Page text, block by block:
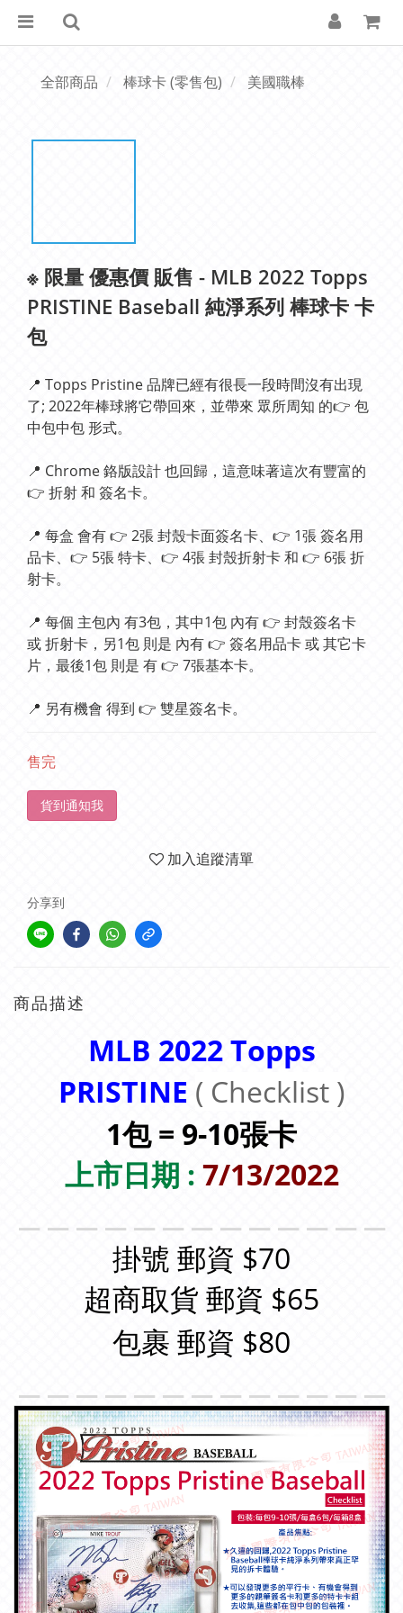
全部商品 棒球卡 (零售包) 美國職棒
※ 限量 優惠價 販售 - MLB 2022 Topps
PRISTINE Baseball 純淨系列 棒球卡 卡
包
📍 Topps Pristine 品牌已經有很長一段時間沒有出現
了; 2022年棒球將它帶回來，並帶來 眾所周知 的👉 包
中包中包 形式。
📍 Chrome 鉻版設計 也回歸，這意味著這次有豐富的
👉 折射 和 簽名卡。
📍 每盒 會有 👉 2張 封殼卡面簽名卡、👉 1張 簽名用
品卡、👉 5張 特卡、👉 4張 封殼折射卡 和 👉 6張 折
射卡。
📍 每個 主包內 有3包，其中1包 內有 👉 封殼簽名卡
或 折射卡，另1包 則是 內有 👉 簽名用品卡 或 其它卡
片，最後1包 則是 有 👉 7張基本卡。
📍 另有機會 得到 👉 雙星簽名卡。
售完
貨到通知我
加入追蹤清單
分享到
商品描述
MLB 2022 Topps
PRISTINE ( Checklist )
1包 = 9-10張卡
上市日期 : 7/13/2022
掛號 郵資 $70
超商取貨 郵資 $65
包裹 郵資 $80